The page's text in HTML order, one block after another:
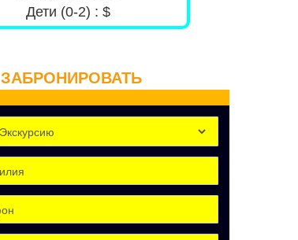
Дети (0-2) : $
ЗАБРОНИРОВАТЬ